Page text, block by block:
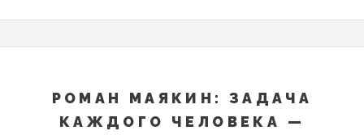
РОМАН МАЯКИН: ЗАДАЧА
КАЖДОГО ЧЕЛОВЕКА —